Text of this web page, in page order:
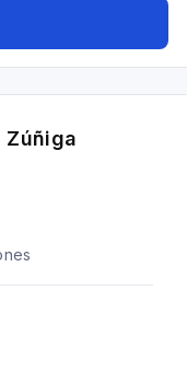
Alimentación
Zúñiga